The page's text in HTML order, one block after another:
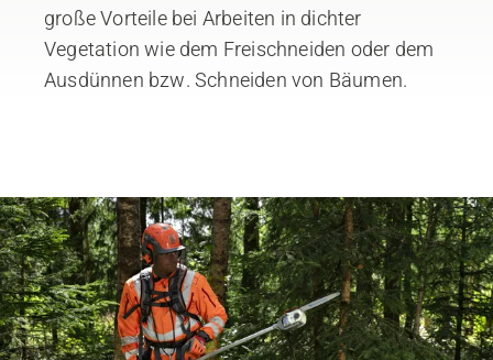
große Vorteile bei Arbeiten in dichter
Vegetation wie dem Freischneiden oder dem
Ausdünnen bzw. Schneiden von Bäumen.